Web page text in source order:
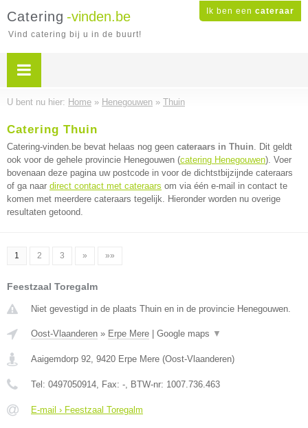
Ik ben een cateraar
Catering -vinden.be
Vind catering bij u in de buurt!
U bent nu hier: Home » Henegouwen » Thuin
Catering Thuin
Catering-vinden.be bevat helaas nog geen cateraars in Thuin. Dit geldt
ook voor de gehele provincie Henegouwen (catering Henegouwen). Voer
bovenaan deze pagina uw postcode in voor de dichtstbijzijnde cateraars
of ga naar direct contact met cateraars om via één e-mail in contact te
komen met meerdere cateraars tegelijk. Hieronder worden nu overige
resultaten getoond.
1 2 3 » »»
Feestzaal Toregalm
Niet gevestigd in de plaats Thuin en in de provincie Henegouwen.
Oost-Vlaanderen » Erpe Mere Google maps ▼
Aaigemdorp 92, 9420 Erpe Mere (Oost-Vlaanderen)
Tel: 0497050914, Fax: -, BTW-nr: 1007.736.463
E-mail › Feestzaal Toregalm